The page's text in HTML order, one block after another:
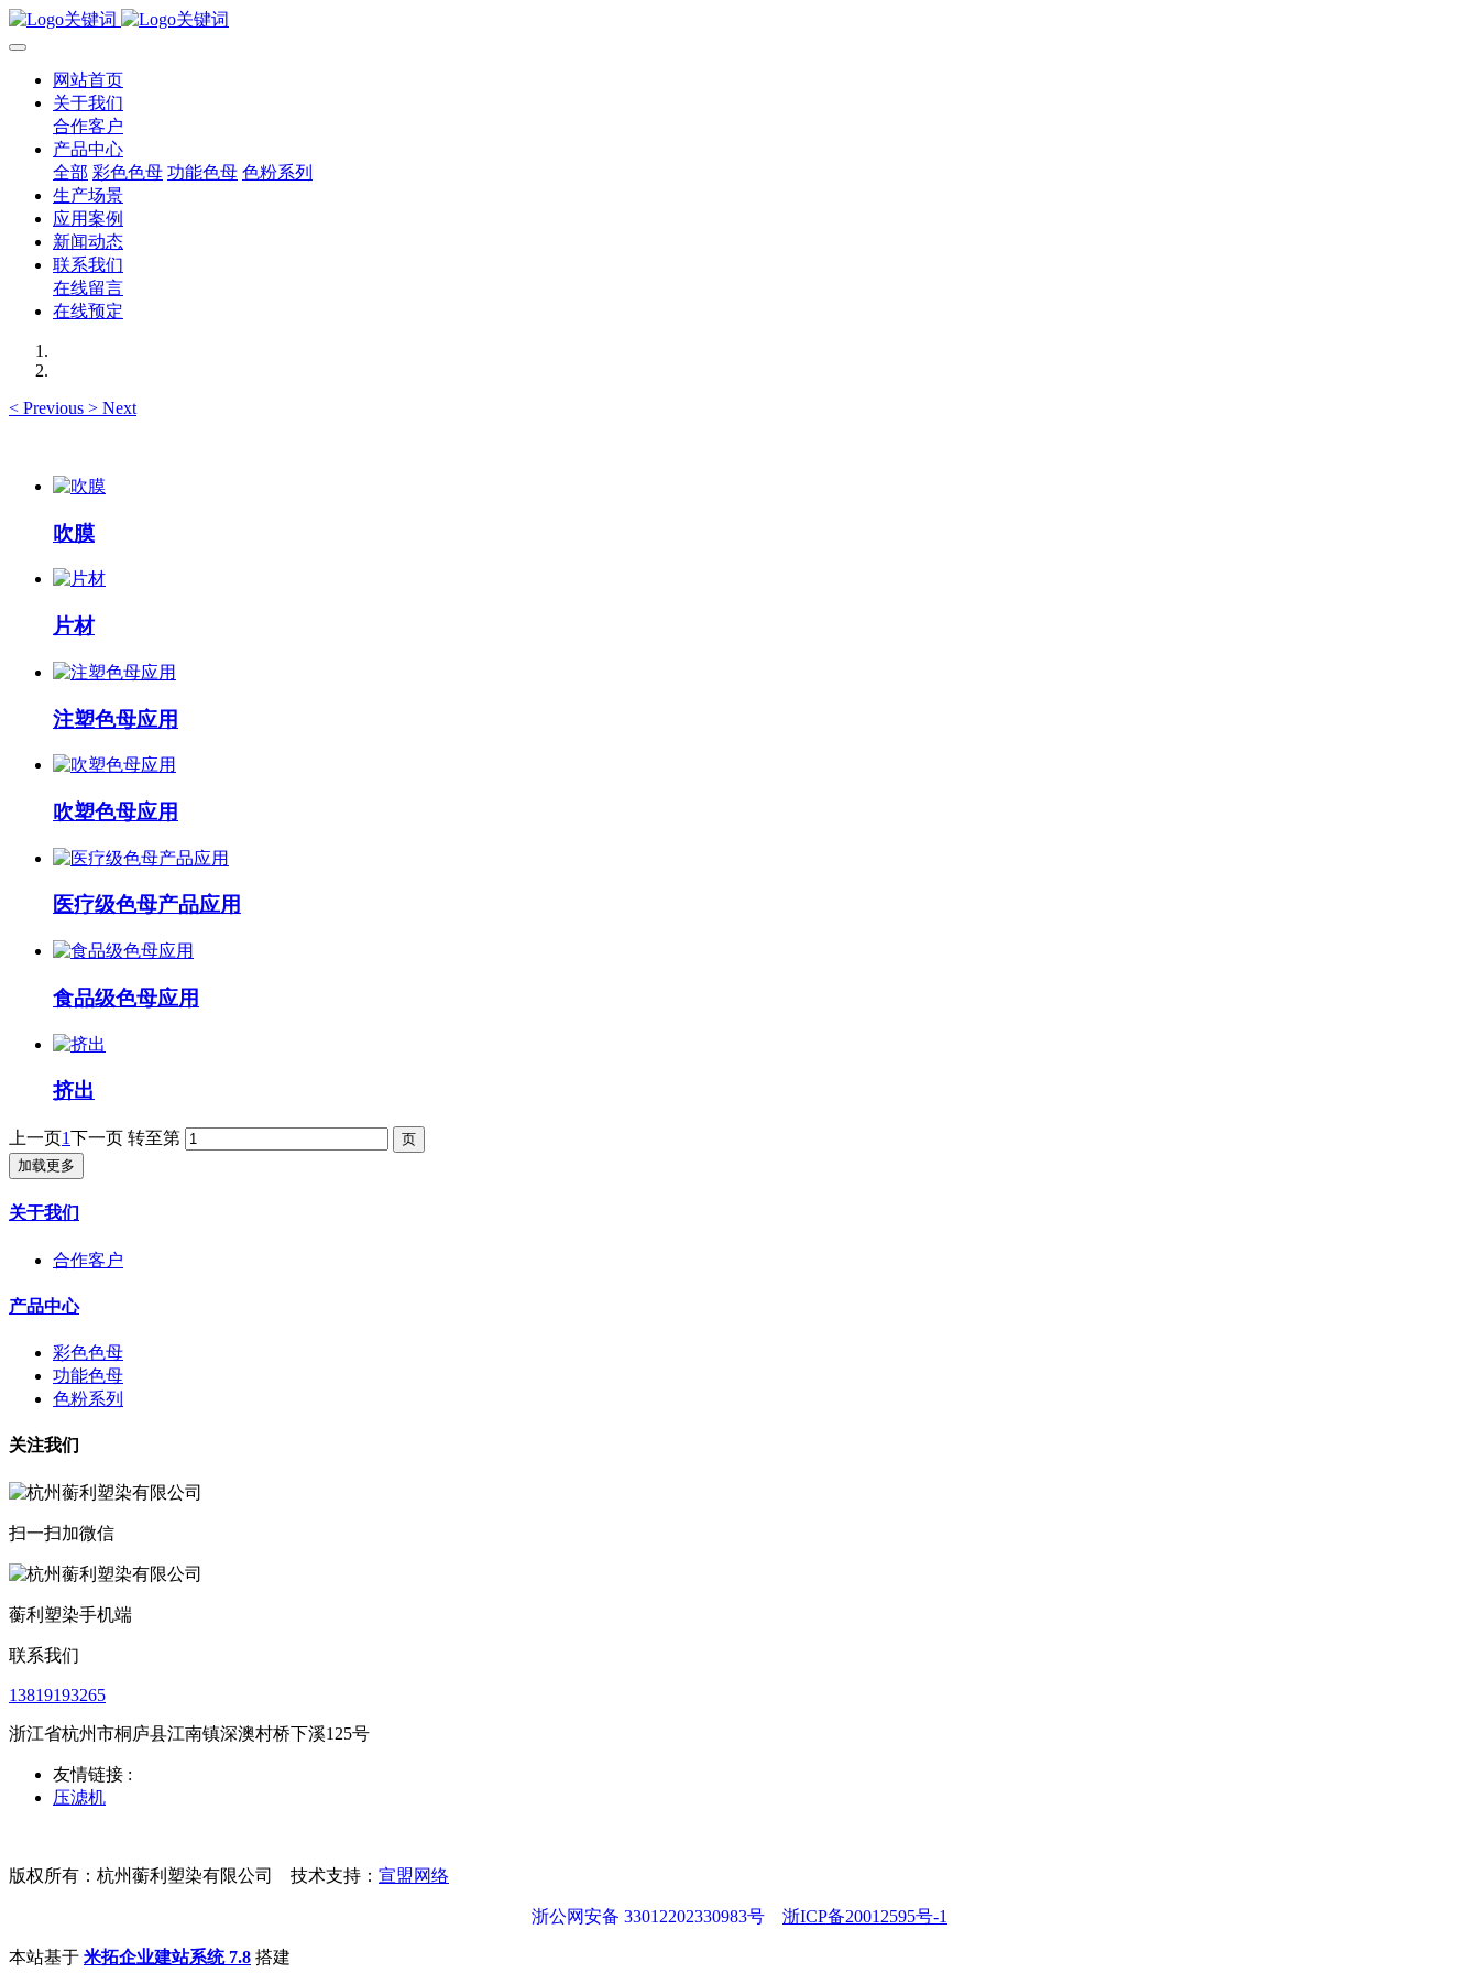
网站首页
关于我们
合作客户
产品中心
全部 彩色色母 功能色母 色粉系列
生产场景
应用案例
新闻动态
联系我们
在线留言
在线预定
< Previous > Next
吹膜
片材
注塑色母应用
吹塑色母应用
医疗级色母产品应用
食品级色母应用
挤出
上一页1下一页 转至第
加载更多
关于我们
合作客户
产品中心
彩色色母
功能色母
色粉系列
关注我们
扫一扫加微信
蘅利塑染手机端
联系我们
13819193265
浙江省杭州市桐庐县江南镇深澳村桥下溪125号
友情链接 :
压滤机
版权所有：杭州蘅利塑染有限公司 技术支持： 宣盟网络
浙公网安备 33012202330983号 浙ICP备20012595号-1
本站基于 米拓企业建站系统 7.8 搭建